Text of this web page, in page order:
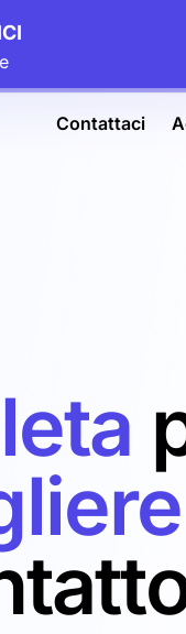
Contattaci